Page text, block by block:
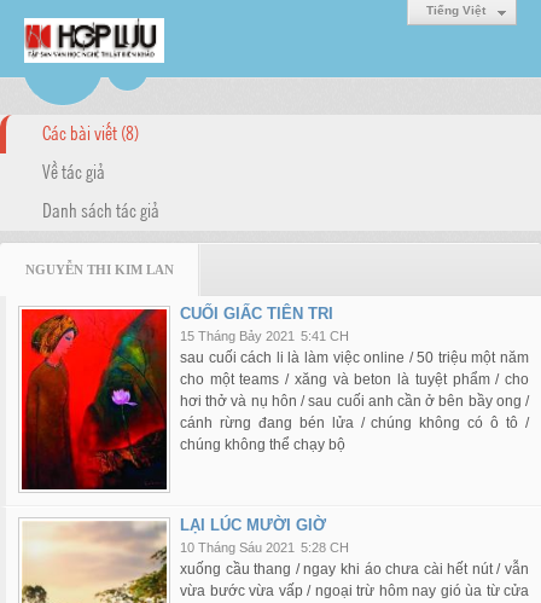
Tiếng Việt
Các bài viết (8)
Về tác giả
Danh sách tác giả
NGUYỄN THI KIM LAN
CUỐI GIẤC TIÊN TRI
15 Tháng Bảy 2021 5:41 CH
sau cuối cách li là làm việc online / 50 triệu một năm
cho một teams / xăng và beton là tuyệt phẩm / cho
hơi thở và nụ hôn / sau cuối anh cần ở bên bầy ong /
cánh rừng đang bén lửa / chúng không có ô tô /
chúng không thể chạy bộ
LẠI LÚC MƯỜI GIỜ
10 Tháng Sáu 2021 5:28 CH
xuống cầu thang / ngay khi áo chưa cài hết nút / vẫn
vừa bước vừa vấp / ngoại trừ hôm nay gió ùa từ cửa